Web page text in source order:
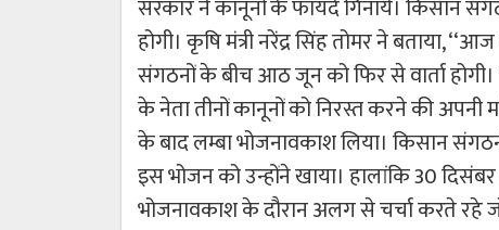
सरकार ने कानूनों के फायदे गिनाये। किसान
होगी। कृषि मंत्री नरेंद्र सिंह तोमर ने बताया,
संगठनों के बीच आठ जून को फिर से वार्ता होगी।
के नेता तीनों कानूनों को निरस्त करने की अपनी
के बाद लम्बा भोजनावकाश लिया। किसान
इस भोजन को उन्होंने खाया। हालांकि 30
भोजनावकाश के दौरान अलग से चर्चा करते रहे